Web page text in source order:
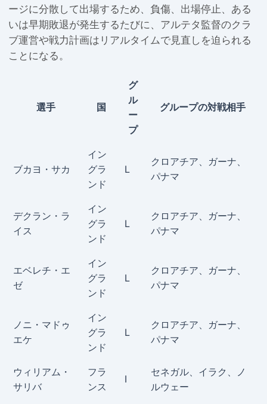
ージに分散して出場するため、負傷、出場停止、ある
いは早期敗退が発生するたびに、アルテタ監督のクラ
ブ運営や戦力計画はリアルタイムで見直しを迫られる
ことになる。
選手 国
グ
ル
ー
プ
グループの対戦相手
ブカヨ・サカ
イン
グラ
ンド
L
クロアチア、ガーナ、
パナマ
デクラン・ラ
イス
イン
グラ
ンド
L
クロアチア、ガーナ、
パナマ
エベレチ・エ
ゼ
イン
グラ
ンド
L
クロアチア、ガーナ、
パナマ
ノニ・マドゥ
エケ
イン
グラ
ンド
L
クロアチア、ガーナ、
パナマ
ウィリアム・
サリバ
フラ
ンス
I
セネガル、イラク、ノ
ルウェー